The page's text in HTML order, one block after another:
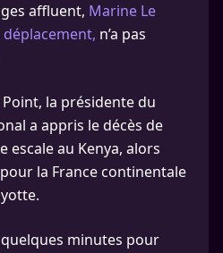
affluent, Marine Le
n’a pas
la présidente du
a appris le décès de
escale au Kenya, alors
la France continentale
minutes pour